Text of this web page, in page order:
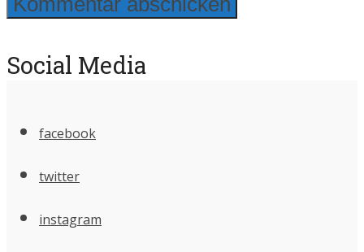
Social Media
facebook
twitter
instagram